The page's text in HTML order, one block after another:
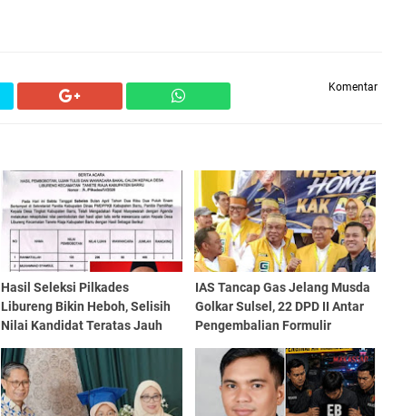
Komentar
Hasil Seleksi Pilkades
Libureng Bikin Heboh, Selisih
Nilai Kandidat Teratas Jauh
Tinggalkan Pesaing!
IAS Tancap Gas Jelang Musda
Golkar Sulsel, 22 DPD II Antar
Pengembalian Formulir